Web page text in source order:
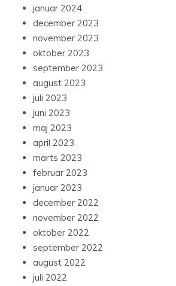
januar 2024
december 2023
november 2023
oktober 2023
september 2023
august 2023
juli 2023
juni 2023
maj 2023
april 2023
marts 2023
februar 2023
januar 2023
december 2022
november 2022
oktober 2022
september 2022
august 2022
juli 2022